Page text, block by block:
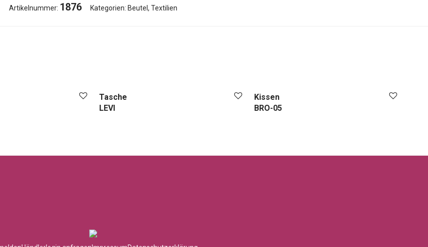
Artikelnummer: 1876 Kategorien: Beutel, Textilien
Tasche
LEVI
Kissen
BRO-05